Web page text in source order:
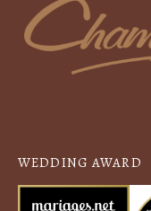
WEDDING AWARD